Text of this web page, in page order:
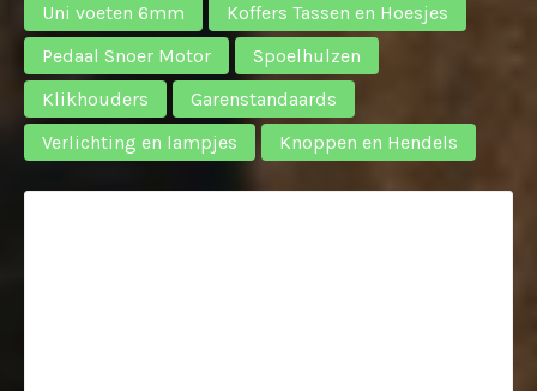
Uni voeten 6mm
Koffers Tassen en Hoesjes
Pedaal Snoer Motor
Spoelhulzen
Klikhouders
Garenstandaards
Verlichting en lampjes
Knoppen en Hendels